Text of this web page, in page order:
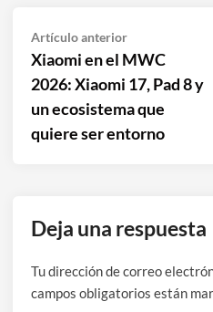
Navegación
de
entradas
Artículo anteriorArtículo
anterior:
Xiaomi en el MWC
2026: Xiaomi 17, Pad 8 y
un ecosistema que
quiere ser entorno
Deja una respuesta
Tu dirección de correo
campos obligatorios están